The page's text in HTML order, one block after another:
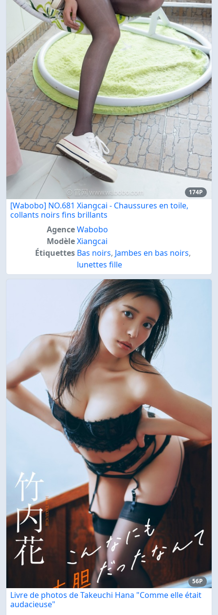
174P
[Wabobo] NO.681 Xiangcai - Chaussures en toile,
collants noirs fins brillants
AgenceWabobo
ModèleXiangcai
Étiquettes Bas noirs, Jambes en bas noirs,
lunettes fille
56P
Livre de photos de Takeuchi Hana "Comme elle était
audacieuse"